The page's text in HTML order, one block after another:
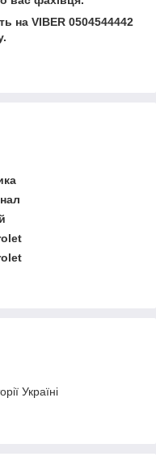
на VIBER 0504544442
Україні